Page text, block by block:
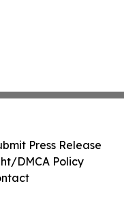
Press Release
DMCA Policy